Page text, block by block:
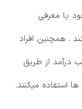
یا معرفی
. همچنین افراد
درآمد از طریق
استفاده میکنند.